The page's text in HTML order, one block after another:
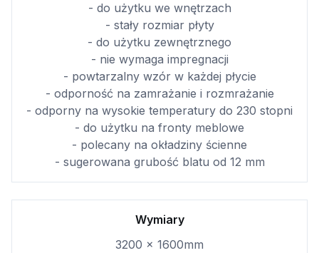
- do użytku we wnętrzach
- stały rozmiar płyty
- do użytku zewnętrznego
- nie wymaga impregnacji
- powtarzalny wzór w każdej płycie
- odporność na zamrażanie i rozmrażanie
- odporny na wysokie temperatury do 230 stopni
- do użytku na fronty meblowe
- polecany na okładziny ścienne
- sugerowana grubość blatu od 12 mm
Wymiary
3200 x 1600mm